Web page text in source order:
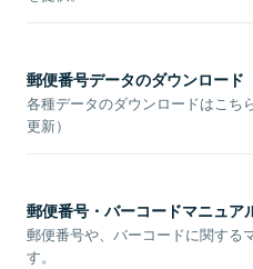
郵便番号データのダウンロード
各種データのダウンロードはこち
更新）
郵便番号・バーコードマニュア
郵便番号や、バーコードに関する
す。